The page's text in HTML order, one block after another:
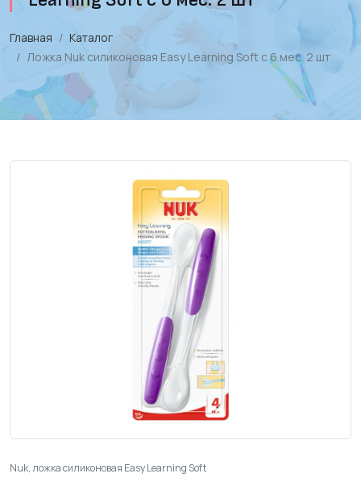
Главная
Каталог
Ложка Nuk силиконовая Easy Learning Soft с 6 мес. 2 шт
Nuk, ложка силиконовая Easy Learning Soft